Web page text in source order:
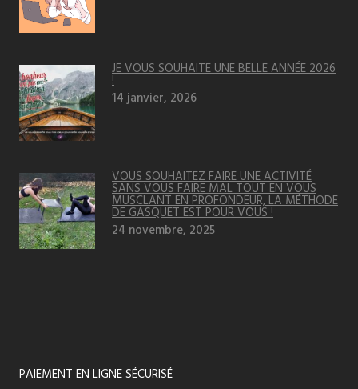
JE VOUS SOUHAITE UNE BELLE ANNÉE 2026
!
14 janvier, 2026
VOUS SOUHAITEZ FAIRE UNE ACTIVITÉ
SANS VOUS FAIRE MAL TOUT EN VOUS
MUSCLANT EN PROFONDEUR, LA MÉTHODE
DE GASQUET EST POUR VOUS !
24 novembre, 2025
PAIEMENT EN LIGNE SÉCURISÉ